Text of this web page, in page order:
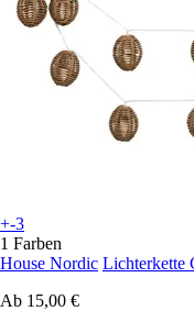
+-3
1 Farben
House Nordic Lichterkette
Ab 15,00 €